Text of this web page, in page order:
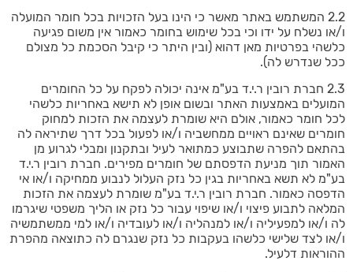
2.2 המשתמש באתר מאשר כי הינו בעל הזכויות בכל חומר המועלה
ו/או נשלח על ידו וכי בכל שימוש בחומר כאמור אין משום פגיעה
כלשהי בפרטיות מאן דהוא (ובין היתר כי קיבל הסכמת כל מצולם
ככל שנדרש לה).
2.3 חברת רובין ר.י.ד בע"מ אינה יכולה לפקח על כל החומרים
המועלים באמצעות האתר ובשום אופן לא תישא באחריות כלשהי
לכל חומר כאמור, אולם היא שומרת לעצמה את הזכות למחוק
חומרים שאינם ראויים ממחשביה ו/או לפעול בכל דרך שתיראה לה
בהתאם להפרה שתבוצע כמתואר לעיל ובתקנון ומבלי לגרוע מן
האמור תוך מניעת הדפסתם של חומרים מפירים. חברת רובין ר.י.ד
בע"מ לא תשא באחריות בגין כל נזק העלול לנבוע ממחיקה ו/או אי
הדפסה כאמור. חברת רובין ר.י.ד בע"מ שומרת לעצמה את הזכות
המלאה לתבוע פיצוי ו/או שיפוי עבור כל נזק או הליך משפטי שיגרמו
לה ו/או למפעיליה ו/או למנהליה ו/או לעובדיה ו/או למי ממשתמשיה
ו/או לצד שלישי כלשהו בעקבות כל נזק שנגרם לה כתוצאה מהפרת
ההוראות דלעיל.